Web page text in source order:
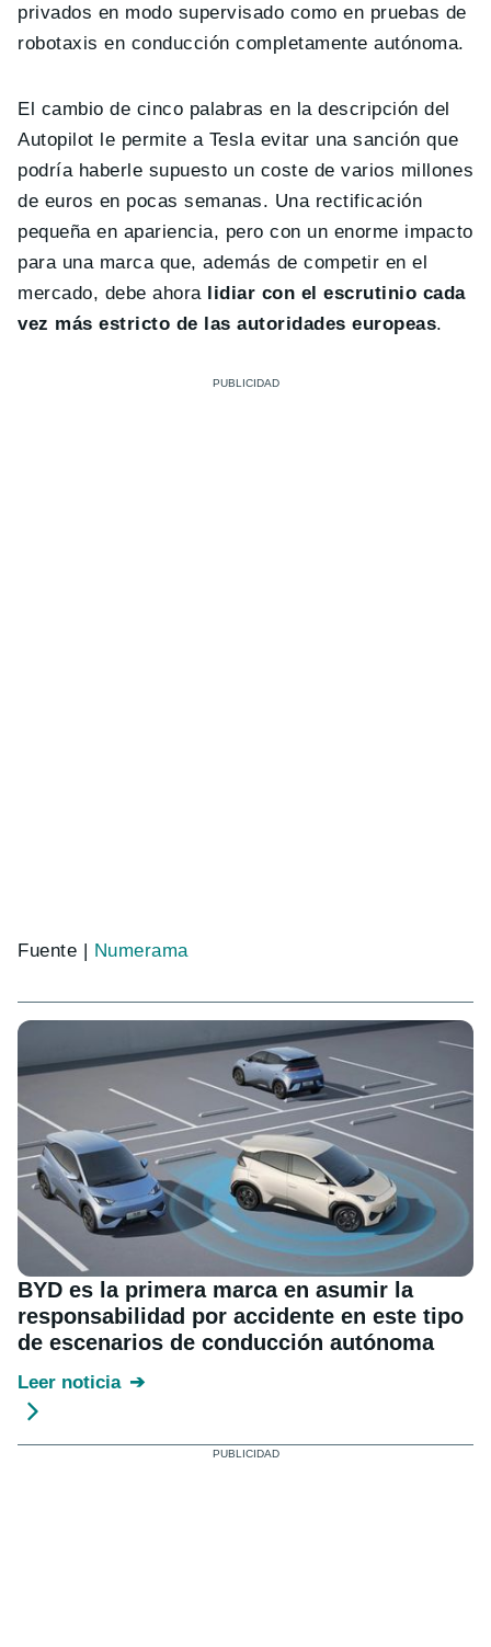
privados en modo supervisado como en pruebas de
robotaxis en conducción completamente autónoma.
El cambio de cinco palabras en la descripción del
Autopilot le permite a Tesla evitar una sanción que
podría haberle supuesto un coste de varios millones
de euros en pocas semanas. Una rectificación
pequeña en apariencia, pero con un enorme impacto
para una marca que, además de competir en el
mercado, debe ahora lidiar con el escrutinio cada
vez más estricto de las autoridades europeas.
Fuente | Numerama
BYD es la primera marca en asumir la
responsabilidad por accidente en este tipo
de escenarios de conducción autónoma
Leer noticia